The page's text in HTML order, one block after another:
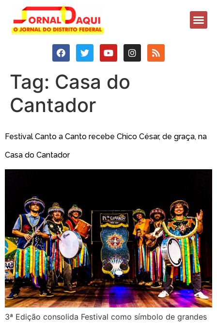
Tag: Casa do
Cantador
Festival Canto a Canto recebe Chico César, de graça, na
Casa do Cantador
3ª Edição consolida Festival como símbolo de grandes